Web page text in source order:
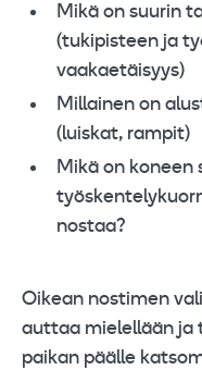
Mikä on suurin
(tukipisteen ja
vaakaetäisyys)
Millainen on
(luiskat, rampit)
Mikä on koneen
nostaa?
Oikean nostimen
auttaa mielellään ja
paikan päälle